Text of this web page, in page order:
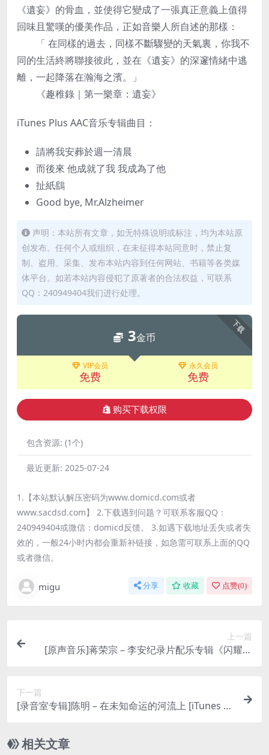
《遺妄》的骨血，並使得它變成了一張真正意義上值得
回味且驚嘆的優美作品，正如音樂人所自述的那樣：
「 在同樣的過去，同樣不斷驟變的天氣裏，你我不
同的生活終將聯接彼此，並在《遺妄》的深邃情緒中逃
離，一起降落在瀚海之濱。」
《趣稚錄｜第一樂章：遺妄》
iTunes Plus AAC音乐专辑曲目：
請將我安葬於週一清晨
而後來 他成就了我 我成為了他
扯紙鷂
Good bye, Mr.Alzheimer
声明：本站所有文章，如无特殊说明或标注，均为本站原
创发布。任何个人或组织，在未征得本站同意时，禁止复
制、盗用、采集、发布本站内容到任何网站、书籍等各类媒
体平台。如若本站内容侵犯了原著者的合法权益，可联系
QQ：240949404我们进行处理。
下载
3金币
VIP会员
免费
永久会员
免费
购买下载权限
包含资源: (1个)
最近更新: 2025-07-24
1.【本站默认解压密码为www.domicd.com或者
www.sacdsd.com】 2.下载遇到问题？可联系客服QQ：
240949404或微信：domicd反馈。 3.如遇下载地址丢失或者失
效的，一般24小时内都会重新补链接，如急需可联系上面的QQ
或者微信。
migu 分享 收藏 点赞(0)
上一篇
[原声音乐]蒋荣宗 – 李安纪录片配乐专辑《闪耀乐
下一篇
[录音室专辑]陈明 – 在未知命运的河流上 [iTunes Pl
相关文章